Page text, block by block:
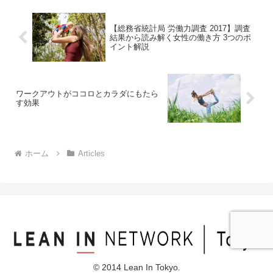
【総務省統計局 労働力調査 2017】調査
結果から読み解く女性の働き方 3つのポ
イント解説
ワークアウトがココロとカラダにもたら
す効果
ホーム Articles
© 2014 Lean In Tokyo.